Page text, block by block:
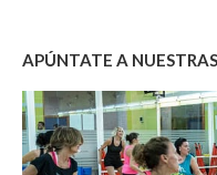
APÚNTATE A